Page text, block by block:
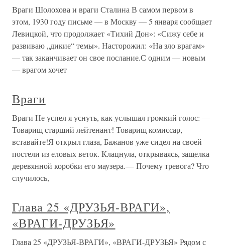
Враги Шолохова и враги Сталина В самом первом в
этом, 1930 году письме — в Москву — 5 января сообщает
Левицкой, что продолжает «Тихий Дон»: «Сижу себе и
развиваю „дикие“ темы». Насторожил: «На зло врагам»
— так заканчивает он свое послание.С одним — новым
— врагом хочет
Враги
Враги Не успел я уснуть, как услышал громкий голос: —
Товарищ старший лейтенант! Товарищ комиссар,
вставайте!Я открыл глаза, Бажанов уже сидел на своей
постели из еловых веток. Клацнула, открываясь, защелка
деревянной коробки его маузера.— Почему тревога? Что
случилось,
Глава 25 «ДРУЗЬЯ-ВРАГИ»,
«ВРАГИ-ДРУЗЬЯ»
Глава 25 «ДРУЗЬЯ-ВРАГИ», «ВРАГИ-ДРУЗЬЯ» Рядом с